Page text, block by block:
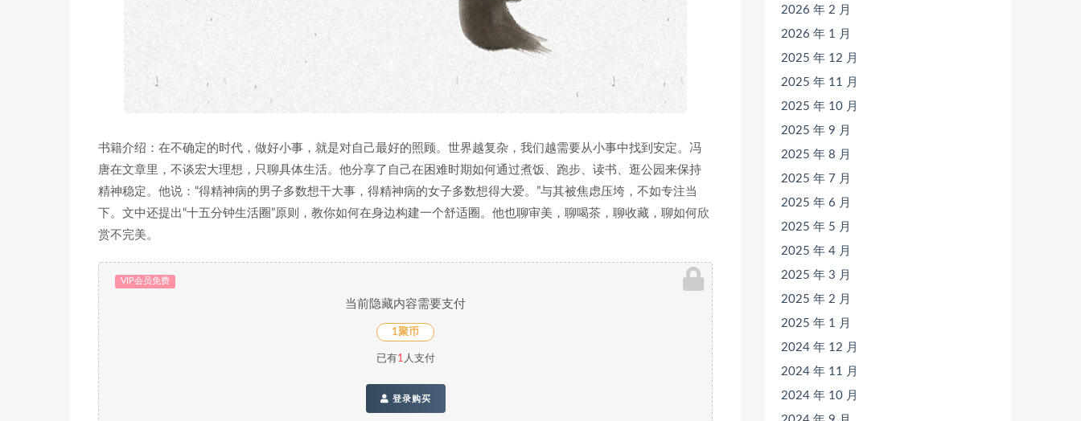
书籍介绍：在不确定的时代，做好小事，就是对自己最好的照顾。世界越复杂，我们越需要从小事中找到安定。冯
唐在文章里，不谈宏大理想，只聊具体生活。他分享了自己在困难时期如何通过煮饭、跑步、读书、逛公园来保持
精神稳定。他说：“得精神病的男子多数想干大事，得精神病的女子多数想得大爱。”与其被焦虑压垮，不如专注当
下。文中还提出“十五分钟生活圈”原则，教你如何在身边构建一个舒适圈。他也聊审美，聊喝茶，聊收藏，聊如何欣
赏不完美。
VIP会员免费
当前隐藏内容需要支付
1聚币
已有1 人支付
登录购买
2026 年 2 月
2026 年 1 月
2025 年 12 月
2025 年 11 月
2025 年 10 月
2025 年 9 月
2025 年 8 月
2025 年 7 月
2025 年 6 月
2025 年 5 月
2025 年 4 月
2025 年 3 月
2025 年 2 月
2025 年 1 月
2024 年 12 月
2024 年 11 月
2024 年 10 月